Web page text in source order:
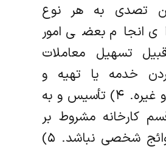
تصدی به هر نوع
انجام بعضی امور
تسهیل معاملات
خدمه یا تهیه و
رسانیدن ملزومات و غیره. ۴) تأسیس و به
کارخانه مشروط بر
اینکه برای رفع حوائج شخصی نباشد. ۵)